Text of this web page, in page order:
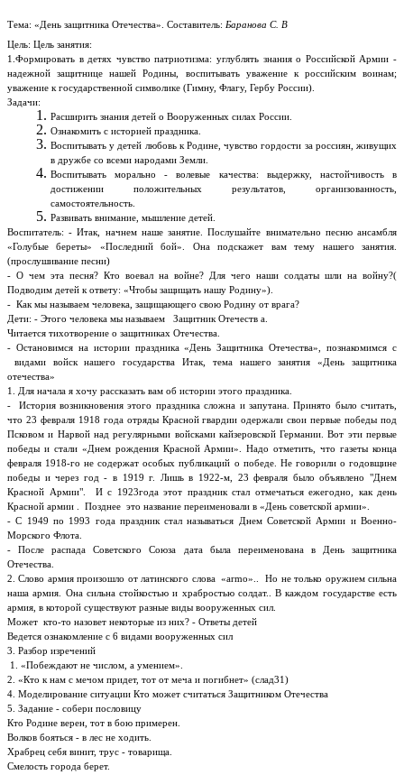
Тема: «День защитника Отечества». Составитель: Баранова С. В
Цель: Цель занятия:
1.Формировать в детях чувство патриотизма: углублять знания о Российской Армии -
надежной защитнице нашей Родины, воспитывать уважение к российским воинам;
уважение к государственной символике (Гимну, Флагу, Гербу России).
Задачи:
Расширить знания детей о Вооруженных силах России.
Ознакомить с историей праздника.
Воспитывать у детей любовь к Родине, чувство гордости за россиян, живущих
в дружбе со всеми народами Земли.
Воспитывать морально - волевые качества: выдержку, настойчивость в
достижении положительных результатов, организованность,
самостоятельность.
Развивать внимание, мышление детей.
Воспитатель: - Итак, начнем наше занятие. Послушайте внимательно песню ансамбля
«Голубые береты» «Последний бой». Она подскажет вам тему нашего занятия.
(прослушивание песни)
- О чем эта песня? Кто воевал на войне? Для чего наши солдаты шли на войну?(
Подводим детей к ответу: «Чтобы защищать нашу Родину»).
- Как мы называем человека, защищающего свою Родину от врага?
Дети: - Этого человека мы называем Защитник Отечеств а.
Читается тихотворение о защитниках Отечества.
- Остановимся на истории праздника «День Защитника Отечества», познакомимся с
видами войск нашего государства Итак, тема нашего занятия «День защитника
отечества»
1. Для начала я хочу рассказать вам об истории этого праздника.
- История возникновения этого праздника сложна и запутана. Принято было считать,
что 23 февраля 1918 года отряды Красной гвардии одержали свои первые победы под
Псковом и Нарвой над регулярными войсками кайзеровской Германии. Вот эти первые
победы и стали «Днем рождения Красной Армии». Надо отметить, что газеты конца
февраля 1918-го не содержат особых публикаций о победе. Не говорили о годовщине
победы и через год - в 1919 г. Лишь в 1922-м, 23 февраля было объявлено "Днем
Красной Армии". И с 1923года этот праздник стал отмечаться ежегодно, как день
Красной армии . Позднее это название переименовали в «День советской армии».
- С 1949 по 1993 года праздник стал называться Днем Советской Армии и Военно-
Морского Флота.
- После распада Советского Союза дата была переименована в День защитника
Отечества.
2. Слово армия произошло от латинского слова «аrmo».. Но не только оружием сильна
наша армия. Она сильна стойкостью и храбростью солдат.. В каждом государстве есть
армия, в которой существуют разные виды вооруженных сил.
Может кто-то назовет некоторые из них? - Ответы детей
Ведется ознакомление с 6 видами вооруженных сил
3. Разбор изречений
1. «Побеждают не числом, а умением».
2. «Кто к нам с мечом придет, тот от меча и погибнет» (слад31)
4. Моделирование ситуации Кто может считаться Защитником Отечества
5. Задание - собери пословицу
Кто Родине верен, тот в бою примерен.
Волков бояться - в лес не ходить.
Храбрец себя винит, трус - товарища.
Смелость города берет.